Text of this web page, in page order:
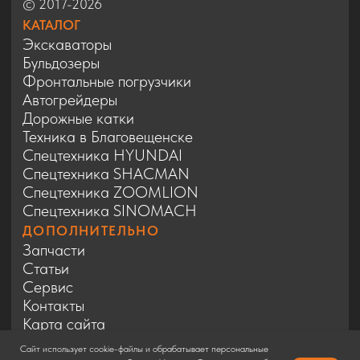
Сайт использует cookie-файлы и обрабатывает персональные